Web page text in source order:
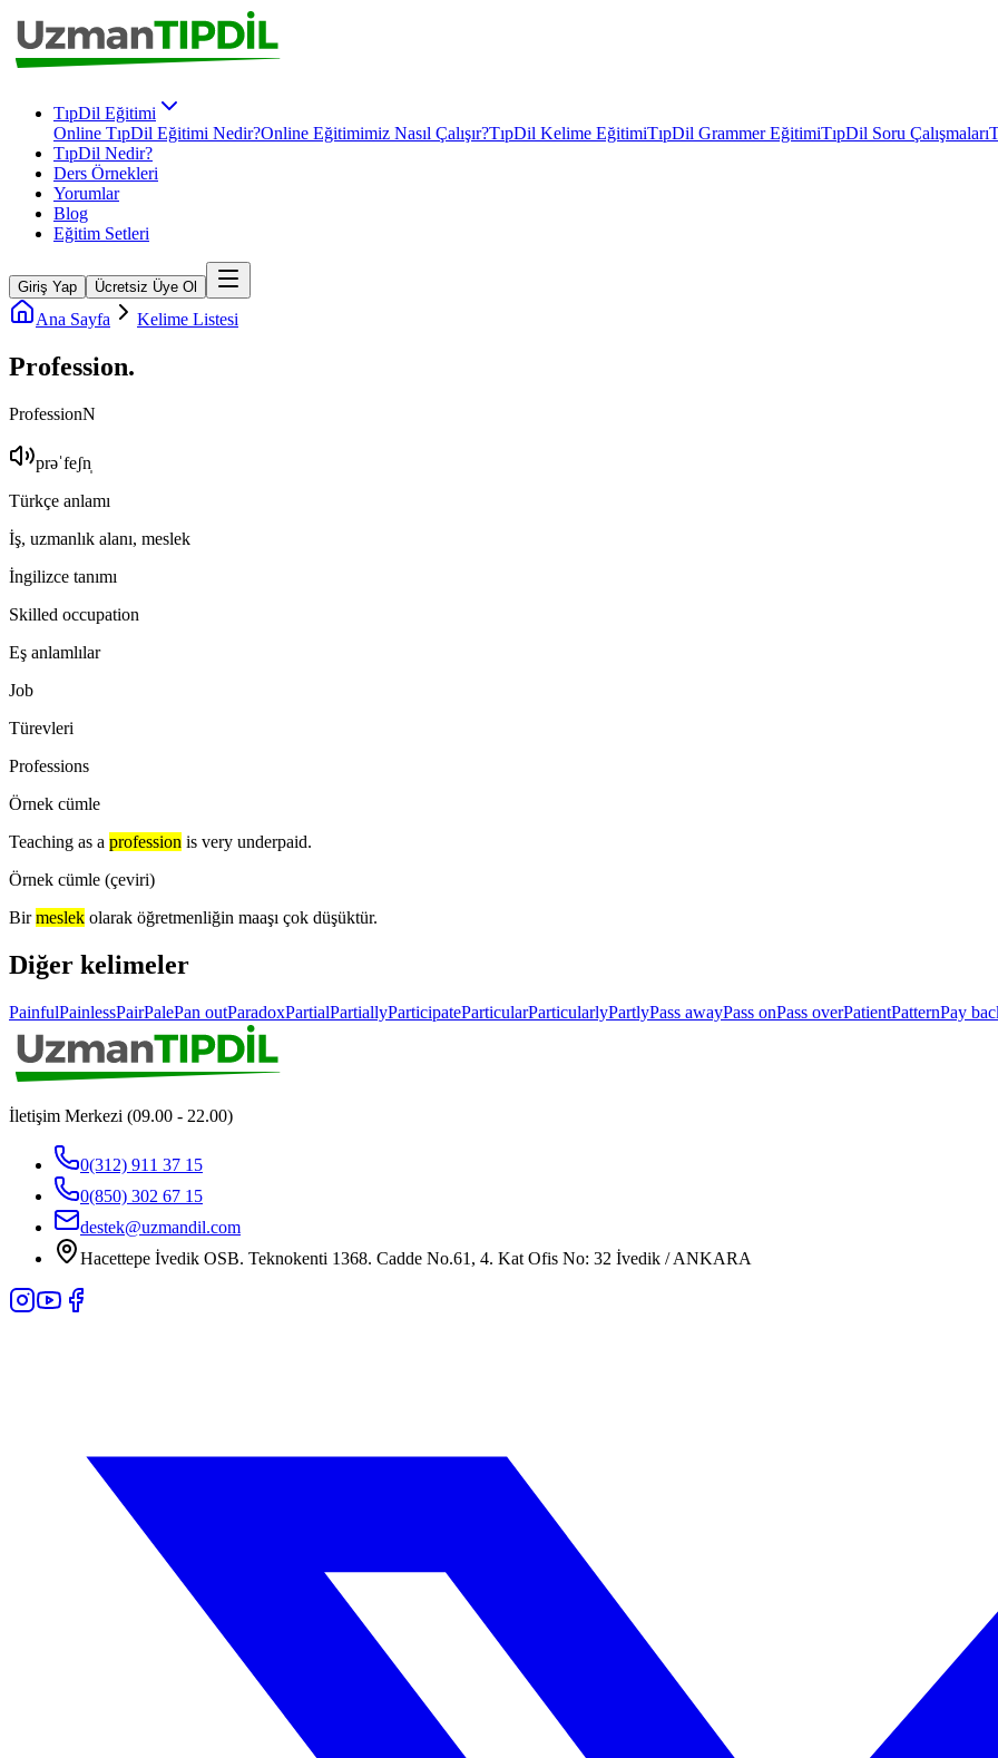
TıpDil Eğitimi
Online TıpDil Eğitimi Nedir?Online Eğitimimiz Nasıl Çalışır?TıpDil Kelime EğitimiTıpDil Grammer EğitimiTıpDil Soru Çalışmaları
TıpDil Nedir?
Ders Örnekleri
Yorumlar
Blog
Eğitim Setleri
Giriş Yap Ücretsiz Üye Ol
Ana Sayfa Kelime Listesi
Profession.
ProfessionN
prəˈfeʃn̩
Türkçe anlamı
İş, uzmanlık alanı, meslek
İngilizce tanımı
Skilled occupation
Eş anlamlılar
Job
Türevleri
Professions
Örnek cümle
Teaching as a profession is very underpaid.
Örnek cümle (çeviri)
Bir meslek olarak öğretmenliğin maaşı çok düşüktür.
Diğer kelimeler
PainfulPainlessPairPalePan outParadoxPartialPartiallyParticipateParticularParticularlyPartlyPass awayPass onPass overPatientPatternPay
İletişim Merkezi (09.00 - 22.00)
0(312) 911 37 15
0(850) 302 67 15
destek@uzmandil.com
Hacettepe İvedik OSB. Teknokenti 1368. Cadde No.61, 4. Kat Ofis No: 32 İvedik / ANKARA